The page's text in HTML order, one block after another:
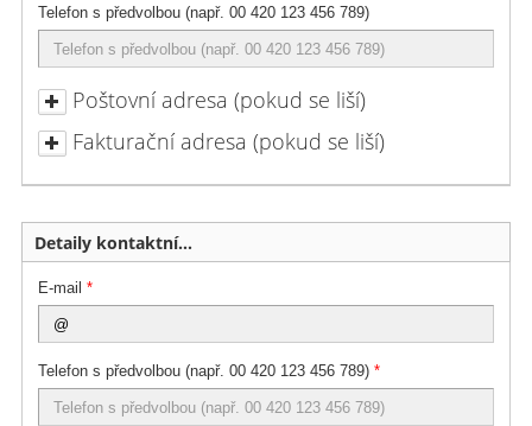
Telefon s předvolbou (např. 00 420 123 456 789)
Poštovní adresa (pokud se liší)
Fakturační adresa (pokud se liší)
Detaily kontaktní osoby
E-mail *
Telefon s předvolbou (např. 00 420 123 456 789) *